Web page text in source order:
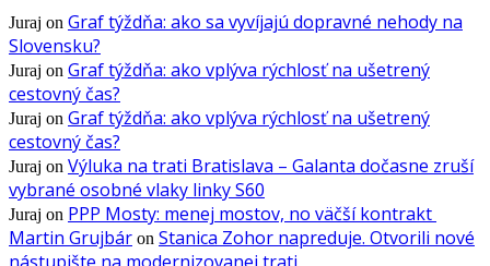
Juraj on Graf týždňa: ako sa vyvíjajú dopravné nehody na
Slovensku?
Juraj on Graf týždňa: ako vplýva rýchlosť na ušetrený
cestovný čas?
Juraj on Graf týždňa: ako vplýva rýchlosť na ušetrený
cestovný čas?
Juraj on Výluka na trati Bratislava – Galanta dočasne zruší
vybrané osobné vlaky linky S60
Juraj on PPP Mosty: menej mostov, no väčší kontrakt
Martin Grujbár on Stanica Zohor napreduje. Otvorili nové